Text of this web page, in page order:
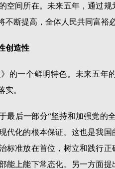
空间所在。未来五年，通过
不断提高，全体人民共同富裕
创造性
的一个鲜明特色。未来五年
实。
最后一部分“坚持和加强党的
代化的根本保证。这也是我
标准放在首位，树立和践行
能上能下常态化。另一方面